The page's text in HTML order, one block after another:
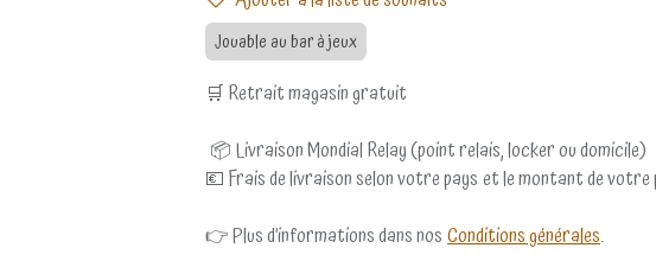
Jouable au bar à jeux
🛒 Retrait magasin gratuit
📦 Livraison Mondial Relay (point relais, locker ou domicile)
💶 Frais de livraison selon votre pays et le montant de votre
👉 Plus d’informations dans nosConditions générales.